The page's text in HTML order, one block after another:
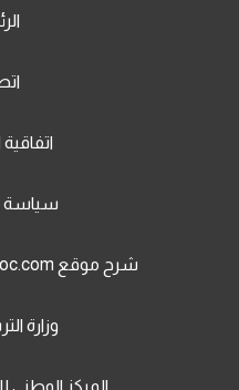
سياسة
شرح موقع www.jami3dorosmaroc.com
وزارة
المركز الوطني